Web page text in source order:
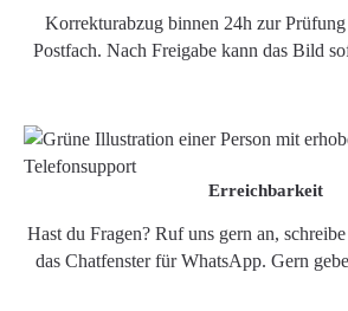
Korrekturabzug binnen 24h zur
Postfach. Nach Freigabe kann das Bild
Erreichbarkeit
Hast du Fragen? Ruf uns gern an,
das Chatfenster für WhatsApp. Gern